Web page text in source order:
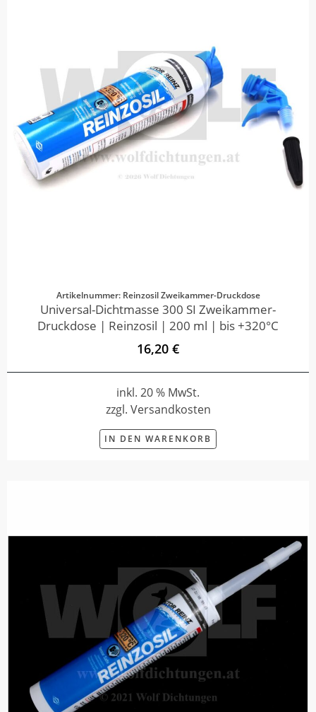
Artikelnummer: Reinzosil Zweikammer-Druckdose
Universal-Dichtmasse 300 SI Zweikammer-
Druckdose | Reinzosil | 200 ml | bis +320°C
16,20 €
inkl. 20 % MwSt.
zzgl. Versandkosten
IN DEN WARENKORB